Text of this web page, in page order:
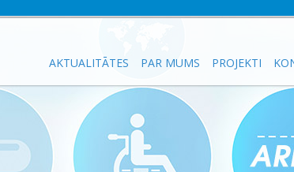
AKTUALITĀTES PAR MUMS PROJEKTI